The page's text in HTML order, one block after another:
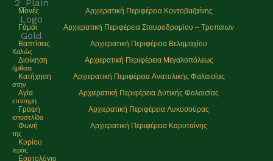
Καλώς
ήρθατε
στην
επίσημη
ιστοσελίδα
της
Ιεράς
Μονές
Γάμοι
Βαπτίσεις
Διοίκηση
Κατήχηση
Αγία
Γραφή
Φωνή
Κυρίου
Εορτολόγιο
Αρχιερατική Περιφέρεια Κοντοβαζαίνης
Αρχιερατική Περιφέρεια Σταυροδρομίου – Τροπαίων
Αρχιερατική Περιφέρεια Βελημαχίου
Αρχιερατική Περιφέρεια Μεγαλοπόλεως
Αρχιερατική Περιφέρεια Ανατολικής Φαλαισίας
Αρχιερατική Περιφέρεια Δυτικής Φαλαισίας
Αρχιερατική Περιφέρεια Λυκοσούρας
Αρχιερατική Περιφέρεια Καρυταίνης